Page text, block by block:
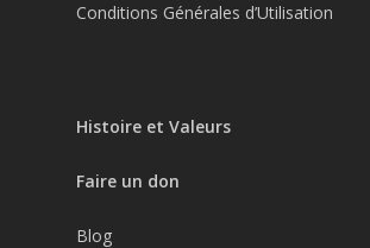
Conditions Générales d’Utilisation
Histoire et Valeurs
Faire un don
Blog